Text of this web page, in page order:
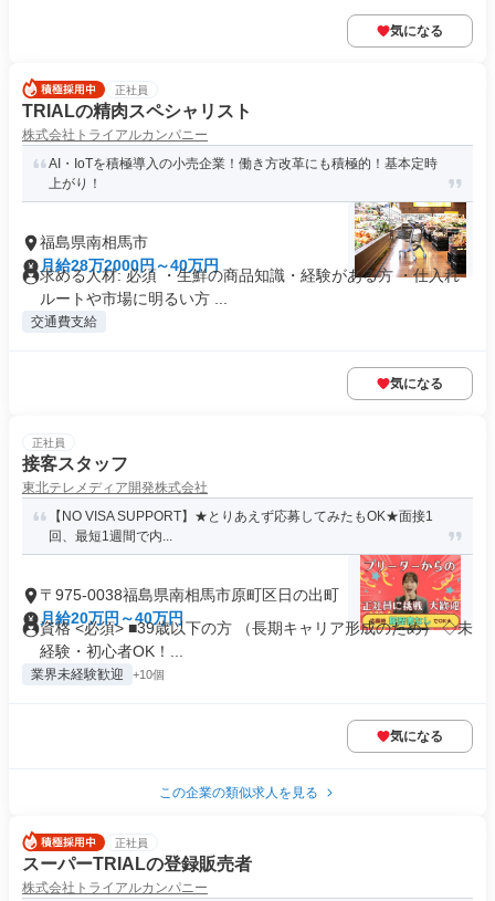
気になる
正社員
TRIALの精肉スペシャリスト
株式会社トライアルカンパニー
AI・IoTを積極導入の小売企業！働き方改革にも積極的！基本定時
上がり！
福島県南相馬市
月給28万2000円～40万円
求める人材: 必須 ・生鮮の商品知識・経験がある方 ・仕入れ
ルートや市場に明るい方 ...
交通費支給
気になる
正社員
接客スタッフ
東北テレメディア開発株式会社
【NO VISA SUPPORT】★とりあえず応募してみたもOK★面接1
回、最短1週間で内...
〒975-0038福島県南相馬市原町区日の出町
月給20万円～40万円
資格 <必須> ■39歳以下の方 （長期キャリア形成のため） ◇未
経験・初心者OK！...
業界未経験歓迎 +10個
気になる
この企業の類似求人を見る
正社員
スーパーTRIALの登録販売者
株式会社トライアルカンパニー